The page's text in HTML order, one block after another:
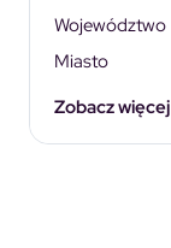
Województwo
Miasto
Zobacz więcej